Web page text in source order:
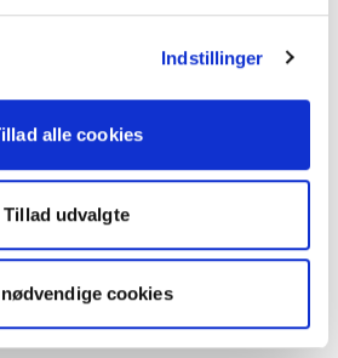
Indstillinger
alle cookies
Tillad udvalgte
cookies